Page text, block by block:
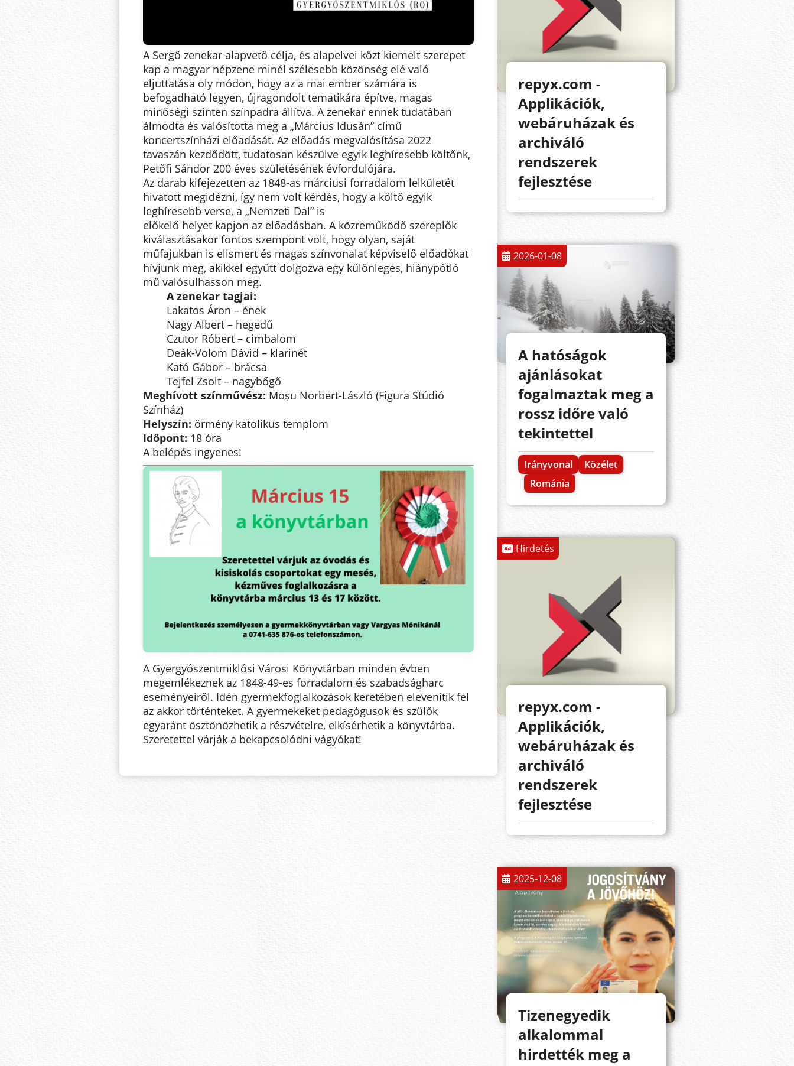
A Sergő zenekar alapvető célja, és alapelvei közt kiemelt szerepet
kap a magyar népzene minél szélesebb közönség elé való
eljuttatása oly módon, hogy az a mai ember számára is
befogadható legyen, újragondolt tematikára építve, magas
minőségi szinten színpadra állítva. A zenekar ennek tudatában
álmodta és valósította meg a „Március Idusán” című
koncertszínházi előadását. Az előadás megvalósítása 2022
tavaszán kezdődött, tudatosan készülve egyik leghíresebb költőnk,
Petőfi Sándor 200 éves születésének évfordulójára.
Az darab kifejezetten az 1848-as márciusi forradalom lelkületét
hivatott megidézni, így nem volt kérdés, hogy a költő egyik
leghíresebb verse, a „Nemzeti Dal” is
előkelő helyet kapjon az előadásban. A közreműködő szereplők
kiválasztásakor fontos szempont volt, hogy olyan, saját
műfajukban is elismert és magas színvonalat képviselő előadókat
hívjunk meg, akikkel együtt dolgozva egy különleges, hiánypótló
mű valósulhasson meg.
A zenekar tagjai:
Lakatos Áron – ének
Nagy Albert – hegedű
Czutor Róbert – cimbalom
Deák-Volom Dávid – klarinét
Kató Gábor – brácsa
Tejfel Zsolt – nagybőgő
Meghívott színművész: Moșu Norbert-László (Figura Stúdió
Színház)
Helyszín: örmény katolikus templom
Időpont: 18 óra
A belépés ingyenes!
A Gyergyószentmiklósi Városi Könyvtárban minden évben
megemlékeznek az 1848-49-es forradalom és szabadságharc
eseményeiről. Idén gyermekfoglalkozások keretében elevenítik fel
az akkor történteket. A gyermekeket pedagógusok és szülők
egyaránt ösztönözhetik a részvételre, elkísérhetik a könyvtárba.
Szeretettel várják a bekapcsolódni vágyókat!
repyx.com -
Applikációk,
webáruházak és
archiváló
rendszerek
fejlesztése
2026-01-08
A hatóságok
ajánlásokat
fogalmaztak meg a
rossz időre való
tekintettel
Irányvonal
Közélet
Románia
Hirdetés
repyx.com -
Applikációk,
webáruházak és
archiváló
rendszerek
fejlesztése
2025-12-08
Tizenegyedik
alkalommal
hirdették meg a